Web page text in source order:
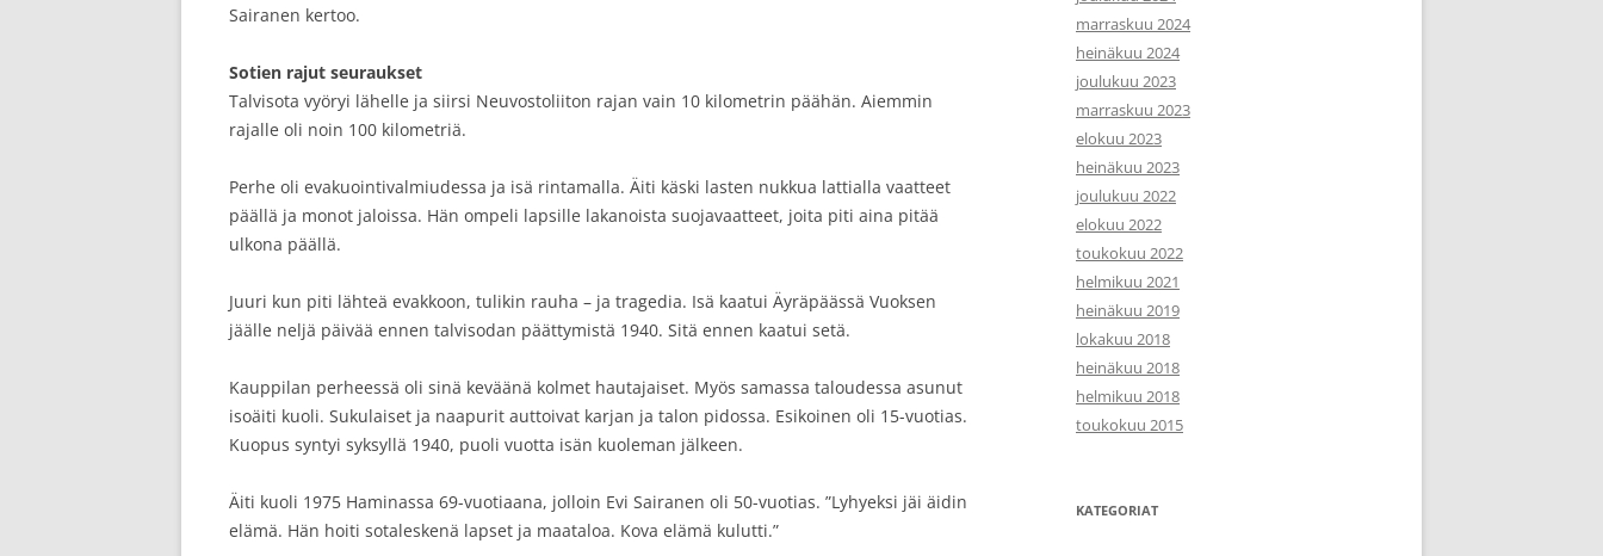
Sairanen kertoo.
Sotien rajut seuraukset
Talvisota vyöryi lähelle ja siirsi Neuvostoliiton rajan vain 10 kilometrin päähän. Aiemmin
rajalle oli noin 100 kilometriä.
Perhe oli evakuointivalmiudessa ja isä rintamalla. Äiti käski lasten nukkua lattialla vaatteet
päällä ja monot jaloissa. Hän ompeli lapsille lakanoista suojavaatteet, joita piti aina pitää
ulkona päällä.
Juuri kun piti lähteä evakkoon, tulikin rauha – ja tragedia. Isä kaatui Äyräpäässä Vuoksen
jäälle neljä päivää ennen talvisodan päättymistä 1940. Sitä ennen kaatui setä.
Kauppilan perheessä oli sinä keväänä kolmet hautajaiset. Myös samassa taloudessa asunut
isoäiti kuoli. Sukulaiset ja naapurit auttoivat karjan ja talon pidossa. Esikoinen oli 15-vuotias.
Kuopus syntyi syksyllä 1940, puoli vuotta isän kuoleman jälkeen.
Äiti kuoli 1975 Haminassa 69-vuotiaana, jolloin Evi Sairanen oli 50-vuotias. ”Lyhyeksi jäi äidin
elämä. Hän hoiti sotaleskenä lapset ja maataloa. Kova elämä kulutti.”
marraskuu 2024
heinäkuu 2024
joulukuu 2023
marraskuu 2023
elokuu 2023
heinäkuu 2023
joulukuu 2022
elokuu 2022
toukokuu 2022
helmikuu 2021
heinäkuu 2019
lokakuu 2018
heinäkuu 2018
helmikuu 2018
toukokuu 2015
KATEGORIAT